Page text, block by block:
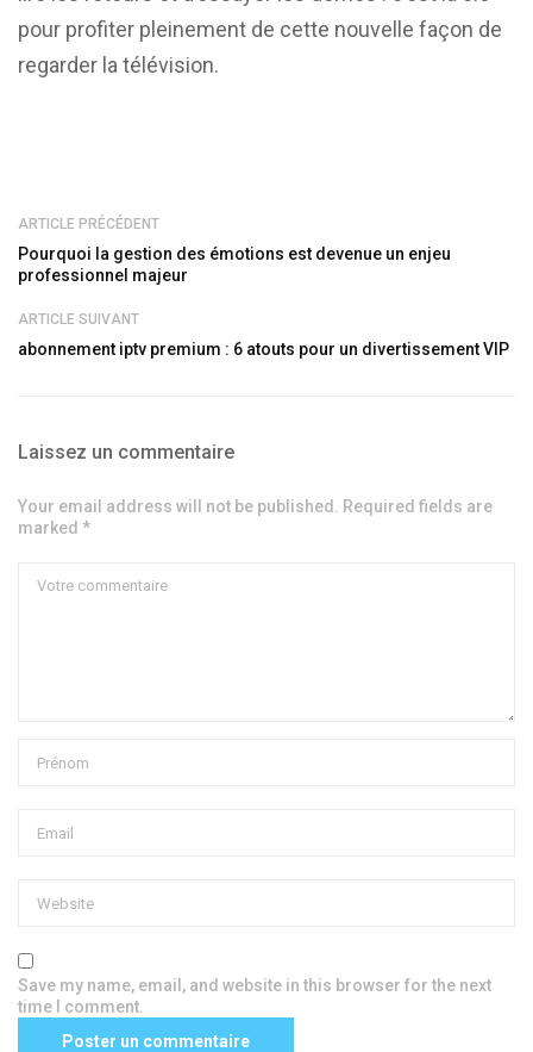
pour profiter pleinement de cette nouvelle façon de
regarder la télévision.
ARTICLE PRÉCÉDENT
Pourquoi la gestion des émotions est devenue un enjeu
professionnel majeur
ARTICLE SUIVANT
abonnement iptv premium : 6 atouts pour un divertissement VIP
Laissez un commentaire
Your email address will not be published. Required fields are
marked *
Save my name, email, and website in this browser for the next
time I comment.